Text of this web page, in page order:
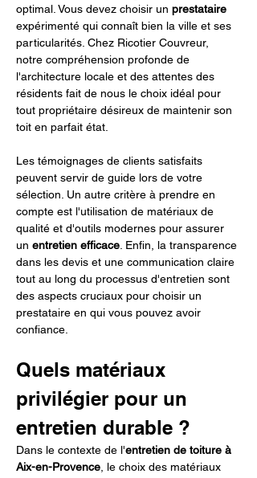
optimal. Vous devez choisir un prestataire
expérimenté qui connaît bien la ville et ses
particularités. Chez Ricotier Couvreur,
notre compréhension profonde de
l'architecture locale et des attentes des
résidents fait de nous le choix idéal pour
tout propriétaire désireux de maintenir son
toit en parfait état.
Les témoignages de clients satisfaits
peuvent servir de guide lors de votre
sélection. Un autre critère à prendre en
compte est l'utilisation de matériaux de
qualité et d'outils modernes pour assurer
un entretien efficace . Enfin, la transparence
dans les devis et une communication claire
tout au long du processus d'entretien sont
des aspects cruciaux pour choisir un
prestataire en qui vous pouvez avoir
confiance.
Quels matériaux
privilégier pour un
entretien durable ?
Dans le contexte de l'entretien de toiture à
Aix-en-Provence , le choix des matériaux